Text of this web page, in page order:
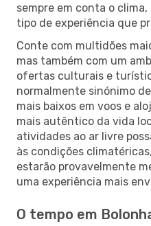
sempre em conta o
tipo de experiência que
Conte com multidões
mas também com um
ofertas culturais e
normalmente sinónimo
mais baixos em voos e
mais autêntico da vida
atividades ao ar livre
às condições
estarão provavelmente
uma experiência mais
O tempo em